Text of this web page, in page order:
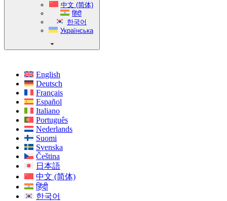
中文 (简体)
हिंदी
한국어
Українська
English
Deutsch
Français
Español
Italiano
Português
Nederlands
Suomi
Svenska
Čeština
日本語
中文 (简体)
हिंदी
한국어